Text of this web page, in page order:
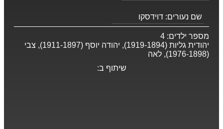
שם נעורים: דוידסקו
מספר ילדים: 4
יהודית גליות (1919-1894), יהודה יוסף (1911-1897), צבי
(1976-1898), לאה
שיתוף ב: